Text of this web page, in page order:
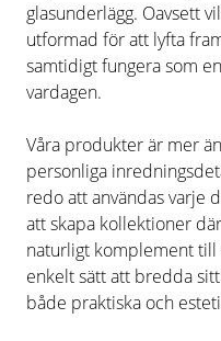
glasunderlägg. Oavsett
utformad för att lyfta
samtidigt fungera som
vardagen.
Våra produkter är mer
personliga
redo att användas varje
att skapa kollektioner
naturligt komplement till
enkelt sätt att bredda
både praktiska och